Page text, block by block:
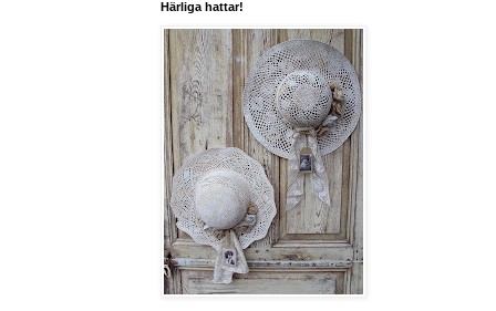
Härliga hattar!